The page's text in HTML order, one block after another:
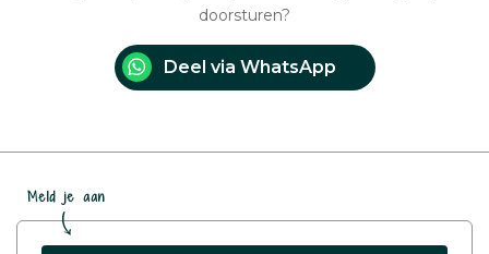
doorsturen?
Deel via WhatsApp
Meld je aan